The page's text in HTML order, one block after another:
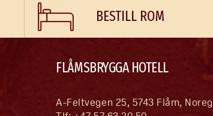
BESTILL ROM
FLÅMSBRYGGA HOTELL
A-Feltvegen 25, 5743 Flåm, Noreg